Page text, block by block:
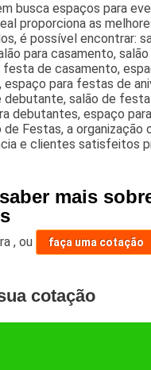
busca espaços para
proporciona as
é possível encontrar:
para casamento,
festa de casamento,
espaço para festas de
salão de
debutantes, espaço
de Festas, a
e clientes satisfeitos
mais
,ou faça uma cotação
cotação